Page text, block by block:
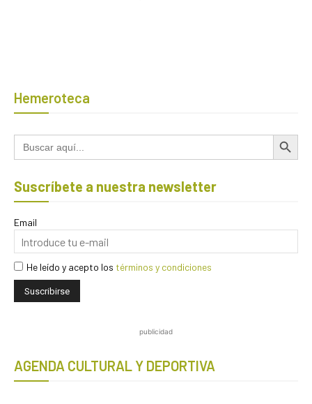
Hemeroteca
Buscar: Botón de
Suscríbete a nuestra newsletter
Email
He leído y acepto los términos y condiciones
publicidad
AGENDA CULTURAL Y DEPORTIVA